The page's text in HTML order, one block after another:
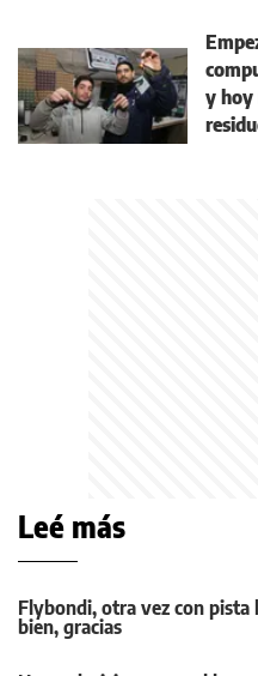
y hoy
Leé más
Flybondi, otra vez con pista
bien, gracias